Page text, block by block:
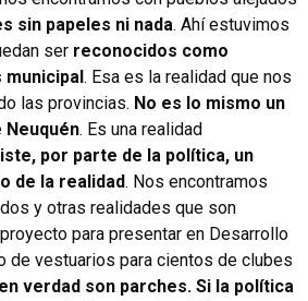
sin papeles ni nada. Ahí estuvimos
ser reconocidos como
municipal. Esa es la realidad que nos
las provincias. No es lo mismo un
Neuquén. Es una realidad
por parte de la política, un
de la realidad. Nos encontramos
y otras realidades que son
para presentar en Desarrollo
de vestuarios para cientos de clubes
verdad son parches. Si la política